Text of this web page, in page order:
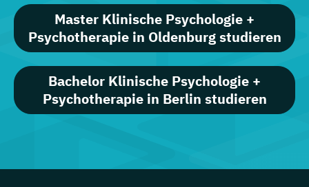
Master Klinische Psychologie +
Psychotherapie in Oldenburg studieren
Bachelor Klinische Psychologie +
Psychotherapie in Berlin studieren